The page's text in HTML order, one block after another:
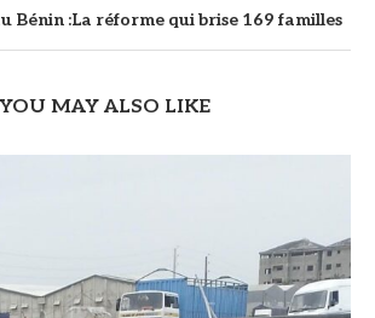
Bénin :La réforme qui brise 169 familles
YOU MAY ALSO LIKE